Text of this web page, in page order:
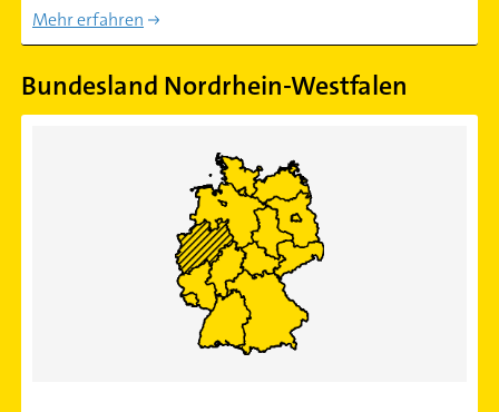
Mehr erfahren
Bundesland Nordrhein-Westfalen